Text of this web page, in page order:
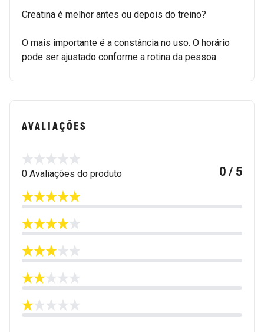
Creatina é melhor antes ou depois do treino?
O mais importante é a constância no uso. O horário
pode ser ajustado conforme a rotina da pessoa.
AVALIAÇÕES
0 Avaliações do produto 0 / 5